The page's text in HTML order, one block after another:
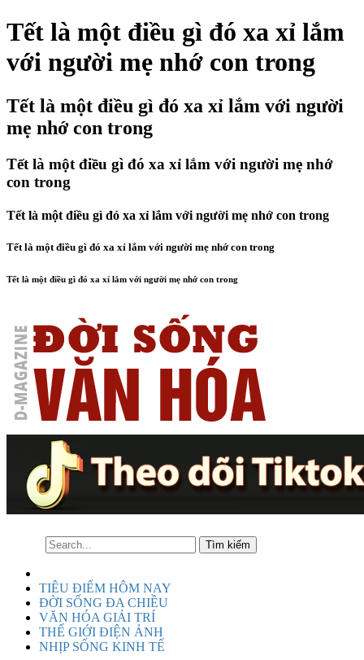
Tết là một điều gì đó xa xỉ lắm
với người mẹ nhớ con trong
Tết là một điều gì đó xa xỉ lắm với người
mẹ nhớ con trong
Tết là một điều gì đó xa xỉ lắm với người mẹ nhớ
con trong
Tết là một điều gì đó xa xỉ lắm với người mẹ nhớ con trong
Tết là một điều gì đó xa xỉ lắm với người mẹ nhớ con trong
Tết là một điều gì đó xa xỉ lắm với người mẹ nhớ con trong
TIÊU ĐIỂM HÔM NAY
ĐỜI SỐNG ĐA CHIỀU
VĂN HÓA GIẢI TRÍ
THẾ GIỚI ĐIỆN ẢNH
NHỊP SỐNG KINH TẾ